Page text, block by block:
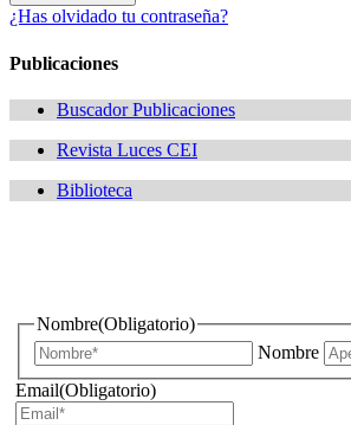
¿Has olvidado tu contraseña?
Publicaciones
Buscador Publicaciones
Revista Luces CEI
Biblioteca
Nombre(Obligatorio)
Nombre
Email(Obligatorio)